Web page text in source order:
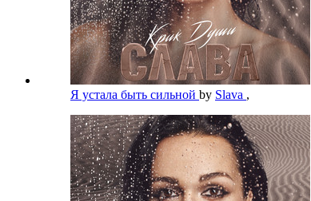
Я устала быть сильной by Slava ,